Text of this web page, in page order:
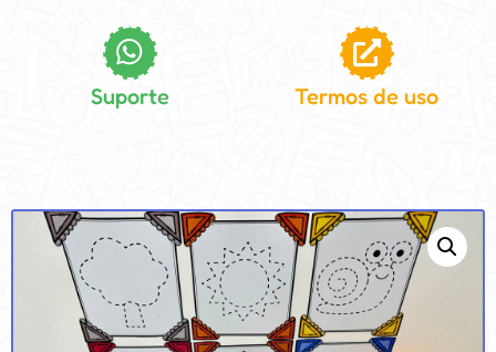
Suporte Termos de uso